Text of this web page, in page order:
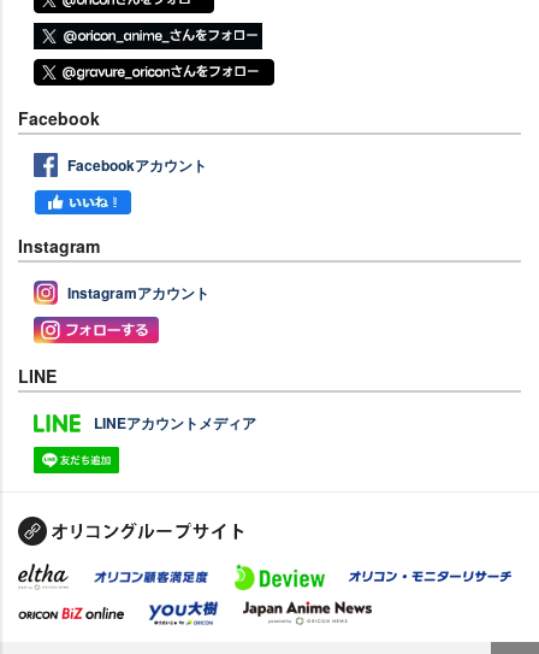
Facebook
Facebookアカウント
Instagram
Instagramアカウント
LINE
LINEアカウントメディア